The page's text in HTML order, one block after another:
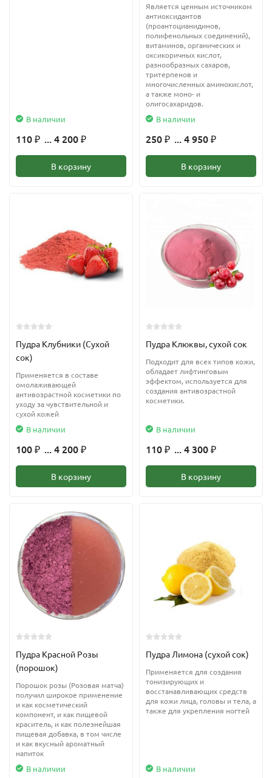
В наличии
110 ₽ ... 4 200 ₽
В корзину
Является ценным источником
антиоксидантов
(проантоцианидинов,
полифенольных соединений),
витаминов, органических и
оксикоричных кислот,
разнообразных сахаров,
тритерпенов и
многочисленных аминокислот,
а также моно- и
олигосахаридов.
В наличии
250 ₽ ... 4 950 ₽
В корзину
Пудра Клубники (Сухой
сок)
Применяется в составе
омолаживающей
антивозрастной косметики по
уходу за чувствительной и
сухой кожей
В наличии
100 ₽ ... 4 200 ₽
В корзину
Пудра Клюквы, сухой сок
Подходит для всех типов кожи,
обладает лифтинговым
эффектом, используется для
создания антивозрастной
косметики.
В наличии
110 ₽ ... 4 300 ₽
В корзину
Пудра Красной Розы
(порошок)
Порошок розы (Розовая матча)
получил широкое применение
и как косметический
компонент, и как пищевой
краситель, и как полезнейшая
пищевая добавка, в том числе
и как вкусный ароматный
напиток
В наличии
Пудра Лимона (сухой сок)
Применяется для создания
тонизирующих и
восстанавливающих средств
для кожи лица, головы и тела, а
также для укрепления ногтей
В наличии